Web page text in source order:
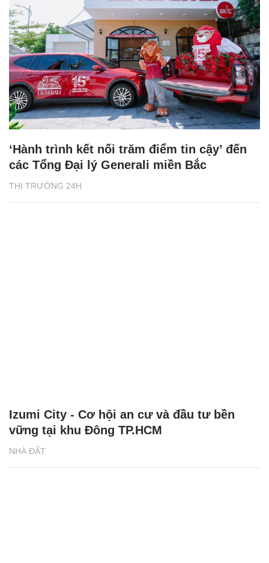
THỊ TRƯỜNG 24H
‘Hành trình kết nối trăm điểm tin cậy’ đến
các Tổng Đại lý Generali miền Bắc
NHÀ ĐẤT
Izumi City - Cơ hội an cư và đầu tư bền
vững tại khu Đông TP.HCM